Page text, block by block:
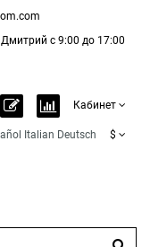
с 9:00 до 17:00
Кабинет
Italian Deutsch $